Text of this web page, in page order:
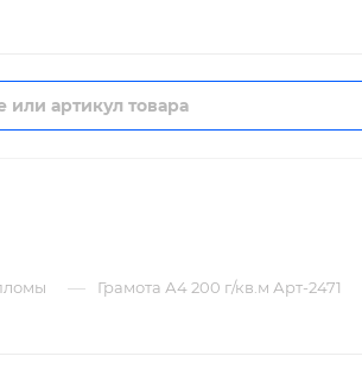
— Грамота А4 200 г/кв.м Арт-2471